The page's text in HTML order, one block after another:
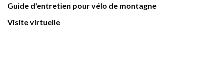
Guide d'entretien pour vélo de montagne
Visite virtuelle